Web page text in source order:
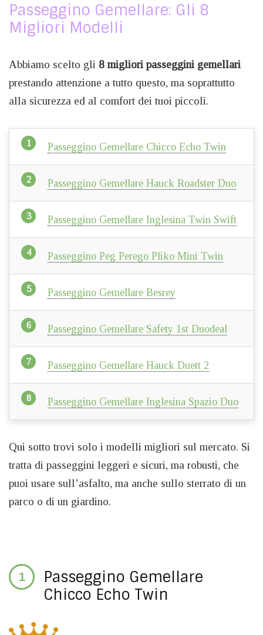
Passeggino Gemellare: Gli 8
Migliori Modelli
Abbiamo scelto gli 8 migliori passeggini gemellari
prestando attenzione a tutto questo, ma soprattutto
alla sicurezza ed al comfort dei tuoi piccoli.
Passeggino Gemellare Chicco Echo Twin
Passeggino Gemellare Hauck Roadster Duo
Passeggino Gemellare Inglesina Twin Swift
Passeggino Peg Perego Pliko Mini Twin
Passeggino Gemellare Besrey
Passeggino Gemellare Safety 1st Duodeal
Passeggino Gemellare Hauck Duett 2
Passeggino Gemellare Inglesina Spazio Duo
Qui sotto trovi solo i modelli migliori sul mercato. Si
tratta di passeggini leggeri e sicuri, ma robusti, che
puoi usare sull’asfalto, ma anche sullo sterrato di un
parco o di un giardino.
Passeggino Gemellare
Chicco Echo Twin